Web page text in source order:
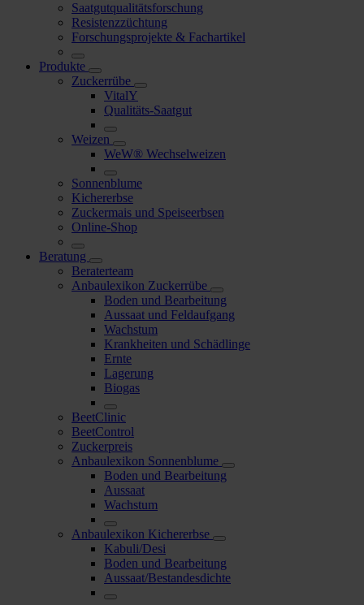
Saatgutqualitätsforschung
Resistenzzüchtung
Forschungsprojekte & Fachartikel
Produkte
Zuckerrübe
VitalY
Qualitäts-Saatgut
Weizen
WeW® Wechselweizen
Sonnenblume
Kichererbse
Zuckermais und Speiseerbsen
Online-Shop
Beratung
Beraterteam
Anbaulexikon Zuckerrübe
Boden und Bearbeitung
Aussaat und Feldaufgang
Wachstum
Krankheiten und Schädlinge
Ernte
Lagerung
Biogas
BeetClinic
BeetControl
Zuckerpreis
Anbaulexikon Sonnenblume
Boden und Bearbeitung
Aussaat
Wachstum
Anbaulexikon Kichererbse
Kabuli/Desi
Boden und Bearbeitung
Aussaat/Bestandesdichte